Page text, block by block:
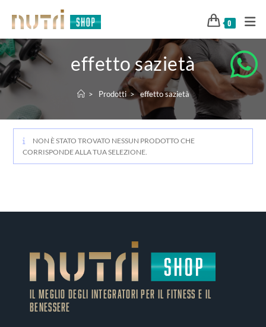
0
effetto sazietà
> Prodotti > effetto sazietà
NON È STATO TROVATO NESSUN PRODOTTO CHE
CORRISPONDE ALLA TUA SELEZIONE.
IL MEGLIO DEGLI Integratori PER IL FITNESS E IL
BENESSERE